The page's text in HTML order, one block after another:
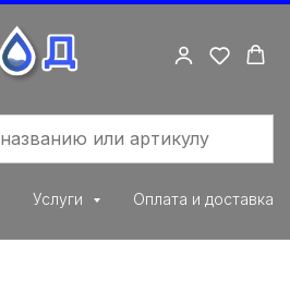
Услуги Оплата и доставка